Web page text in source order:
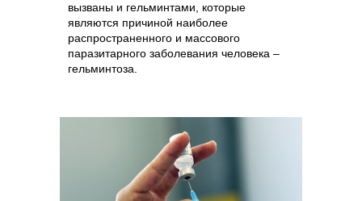
вызваны и гельминтами, которые
являются причиной наиболее
распространенного и массового
паразитарного заболевания человека –
гельминтоза.